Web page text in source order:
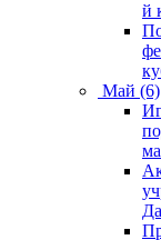
й
Май (6)